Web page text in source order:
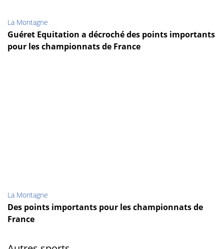
La Montagne
Guéret Equitation a décroché des points importants
pour les championnats de France
La Montagne
Des points importants pour les championnats de
France